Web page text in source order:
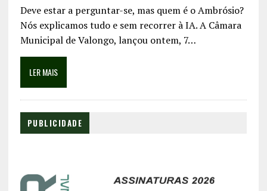
Deve estar a perguntar-se, mas quem é o Ambrósio?
Nós explicamos tudo e sem recorrer à IA. A Câmara
Municipal de Valongo, lançou ontem, 7…
LER MAIS
PUBLICIDADE